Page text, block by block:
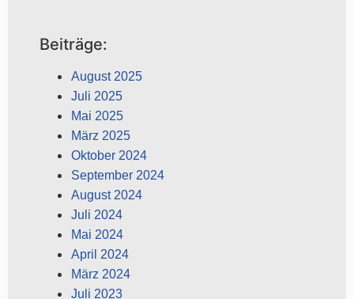
Beiträge:
August 2025
Juli 2025
Mai 2025
März 2025
Oktober 2024
September 2024
August 2024
Juli 2024
Mai 2024
April 2024
März 2024
Juli 2023